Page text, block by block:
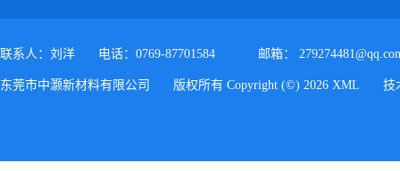
联系人：刘洋 电话：0769-87701584 邮箱：
东莞市中灏新材料有限公司 版权所有 Copyright (©) 2026 XML 技